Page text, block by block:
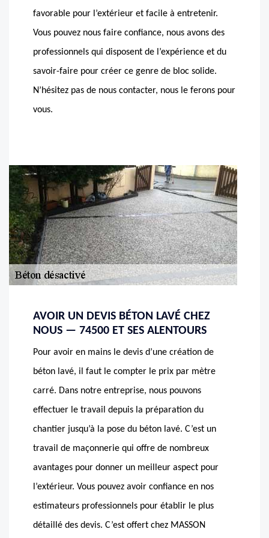
favorable pour l’extérieur et facile à entretenir.
Vous pouvez nous faire confiance, nous avons des
professionnels qui disposent de l’expérience et du
savoir-faire pour créer ce genre de bloc solide.
N’hésitez pas de nous contacter, nous le ferons pour
vous.
AVOIR UN DEVIS BÉTON LAVÉ CHEZ
NOUS — 74500 ET SES ALENTOURS
Pour avoir en mains le devis d’une création de
béton lavé, il faut le compter le prix par mètre
carré. Dans notre entreprise, nous pouvons
effectuer le travail depuis la préparation du
chantier jusqu’à la pose du béton lavé. C’est un
travail de maçonnerie qui offre de nombreux
avantages pour donner un meilleur aspect pour
l’extérieur. Vous pouvez avoir confiance en nos
estimateurs professionnels pour établir le plus
détaillé des devis. C’est offert chez MASSON